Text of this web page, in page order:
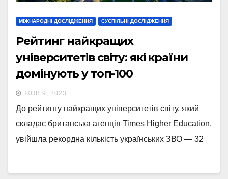
МІЖНАРОДНІ ДОСЛІДЖЕННЯ СУСПІЛЬНІ ДОСЛІДЖЕННЯ
Рейтинг найкращих
університетів світу: які країни
домінують у топ-100
ЖОВ 9, 2023
До рейтингу найкращих університетів світу, який
складає британська агенція Times Higher Education,
увійшла рекордна кількість українських ЗВО — 32